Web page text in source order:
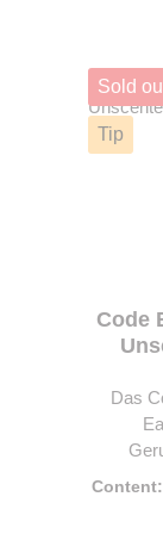
einzeln
mit der
Ast
Sold
Tip
Code
Das
Die
Content: